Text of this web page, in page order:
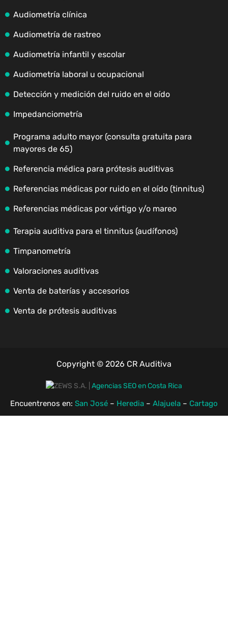
Audiometría clínica
Audiometría de rastreo
Audiometría infantil y escolar
Audiometría laboral u ocupacional
Detección y medición del ruido en el oído
Impedanciometría
Programa adulto mayor (consulta gratuita para
mayores de 65)
Referencia médica para prótesis auditivas
Referencias médicas por ruido en el oído (tinnitus)
Referencias médicas por vértigo y/o mareo
Terapia auditiva para el tinnitus (audífonos)
Timpanometría
Valoraciones auditivas
Venta de baterías y accesorios
Venta de prótesis auditivas
Copyright © 2026 CR Auditiva
Agencias SEO en Costa Rica
Encuentrenos en: San José – Heredia – Alajuela – Cartago